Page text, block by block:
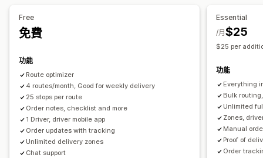
Free
免費
功能
Route optimizer
4 routes/month, Good for weekly delivery
25 stops per route
Order notes, checklist and more
1 Driver, driver mobile app
Order updates with tracking
Unlimited delivery zones
Chat support
Essential
$25
/月
$25 per
功能
Everything
Bulk
Unlimited
Zones,
Manual
Proof of
Order